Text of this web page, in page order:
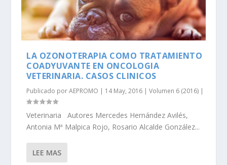
LA OZONOTERAPIA COMO TRATAMIENTO
COADYUVANTE EN ONCOLOGIA
VETERINARIA. CASOS CLINICOS
Publicado porAEPROMO | 14 May, 2016 |Volumen 6 (2016) |
Veterinaria Autores Mercedes Hernández Avilés,
Antonia Mª Malpica Rojo, Rosario Alcalde González...
LEE MAS